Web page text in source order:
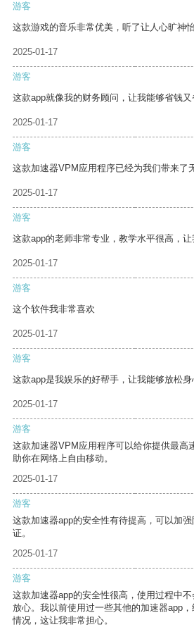
游客
这款游戏的音乐非常优美，听了让人心旷神怡
2025-01-17
游客
这款app就像我的财务顾问，让我能够省钱又
2025-01-17
游客
这款加速器VPM应用程序已经为我们带来了
2025-01-17
游客
这款app的老师非常专业，教学水平很高，让
2025-01-17
游客
这个软件我非常喜欢
2025-01-17
游客
这款app是我娱乐的好帮手，让我能够放松身
2025-01-17
游客
这款加速器VPM应用程序可以给你提供最高
助你在网络上自由移动。
2025-01-17
游客
这款加速器app的安全性有待提高，可以加
证。
2025-01-17
游客
这款加速器app的安全性很高，使用过程中
放心。我以前使用过一些其他的加速器app
情况，这让我非常担心。